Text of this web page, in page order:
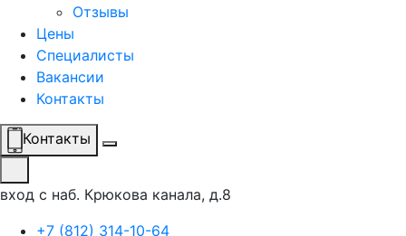
Отзывы
Цены
Специалисты
Вакансии
Контакты
Контакты
вход с наб. Крюкова канала, д.8
+7 (812) 314-10-64